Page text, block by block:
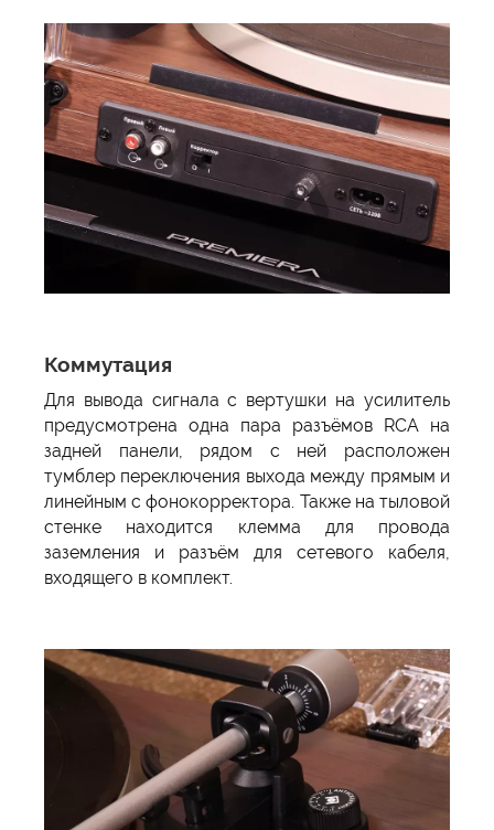
Коммутация
Для вывода сигнала с вертушки на усилитель
предусмотрена одна пара разъёмов RCA на
задней панели, рядом с ней расположен
тумблер переключения выхода между прямым и
линейным с фонокорректора. Также на тыловой
стенке находится клемма для провода
заземления и разъём для сетевого кабеля,
входящего в комплект.